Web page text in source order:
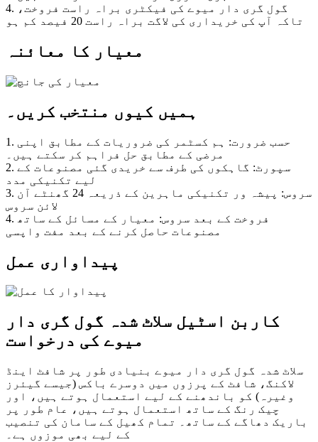
4. گول گری دار میوے کی فیکٹری براہ راست فروخت،
تاکہ آپ کی خریداری کی لاگت براہ راست 20 فیصد کم ہو
معیار کا معائنہ
ہمیں کیوں منتخب کریں۔
1. حسب ضرورت: ہم کسٹمر کی ضروریات کے مطابق اپنی
مرضی کے مطابق حل فراہم کر سکتے ہیں۔
2. سپورٹ: گاہکوں کی طرف سے خریدی گئی مصنوعات کے
لیے تکنیکی مدد
3. سروس: پیشہ ور تکنیکی ماہرین کے ذریعہ 24 گھنٹے آن
لائن سروس
4. فروخت کے بعد سروس: معیار کے مسائل کے ساتھ
مصنوعات حاصل کرنے کے بعد مفت واپسی
پیداواری عمل
کاربن اسٹیل سلاٹ شدہ گول گری دار
میوے کی درخواست
سلاٹ شدہ گول گری دار میوے بنیادی طور پر شافٹ اینڈ
لاکنگ، شافٹ کے پرزوں میں دوسرے باکس (جیسے گیئرز
وغیرہ) کو باندھنے کے لیے استعمال ہوتے ہیں، اور
چیک رنگ کے ساتھ استعمال ہوتے ہیں، عام طور پر
باریک دھاگے کے ساتھ۔ تمام کھیل کے سامان کی تنصیب
کے لیے بھی موزوں ہے۔